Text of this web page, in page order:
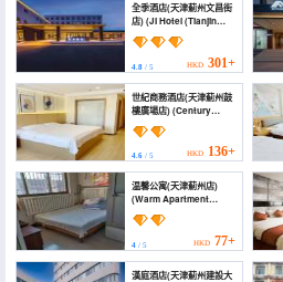
全季酒店(天津薊州文昌街
店) (JI Hotel (Tianjin
Zhangzhou Wenchang
Street))
4.8 / 5 HKD 301+
世紀商務酒店(天津薊州鼓
樓廣場店) (Century
Business Hotel (Tianjin
Drum Tower Square))
4.6 / 5 HKD 136+
温馨公寓(天津薊州店)
(Warm Apartment
(Tianjin Jizhou))
4 / 5 HKD 77+
漢庭酒店(天津薊州建設大